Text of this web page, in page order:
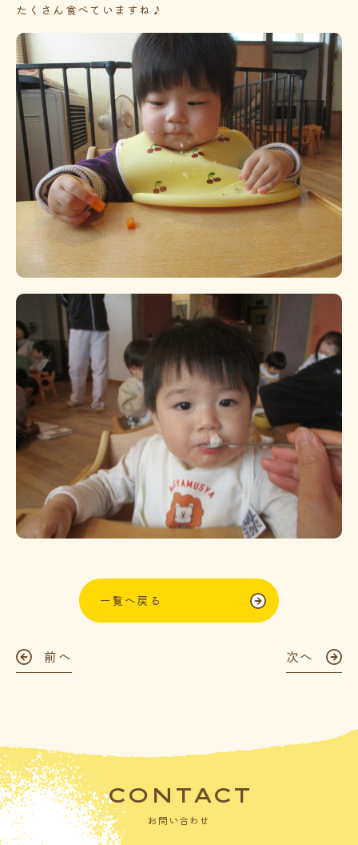
たくさん食べていますね♪
一覧へ戻る
前へ 次へ
CONTACT
お問い合わせ